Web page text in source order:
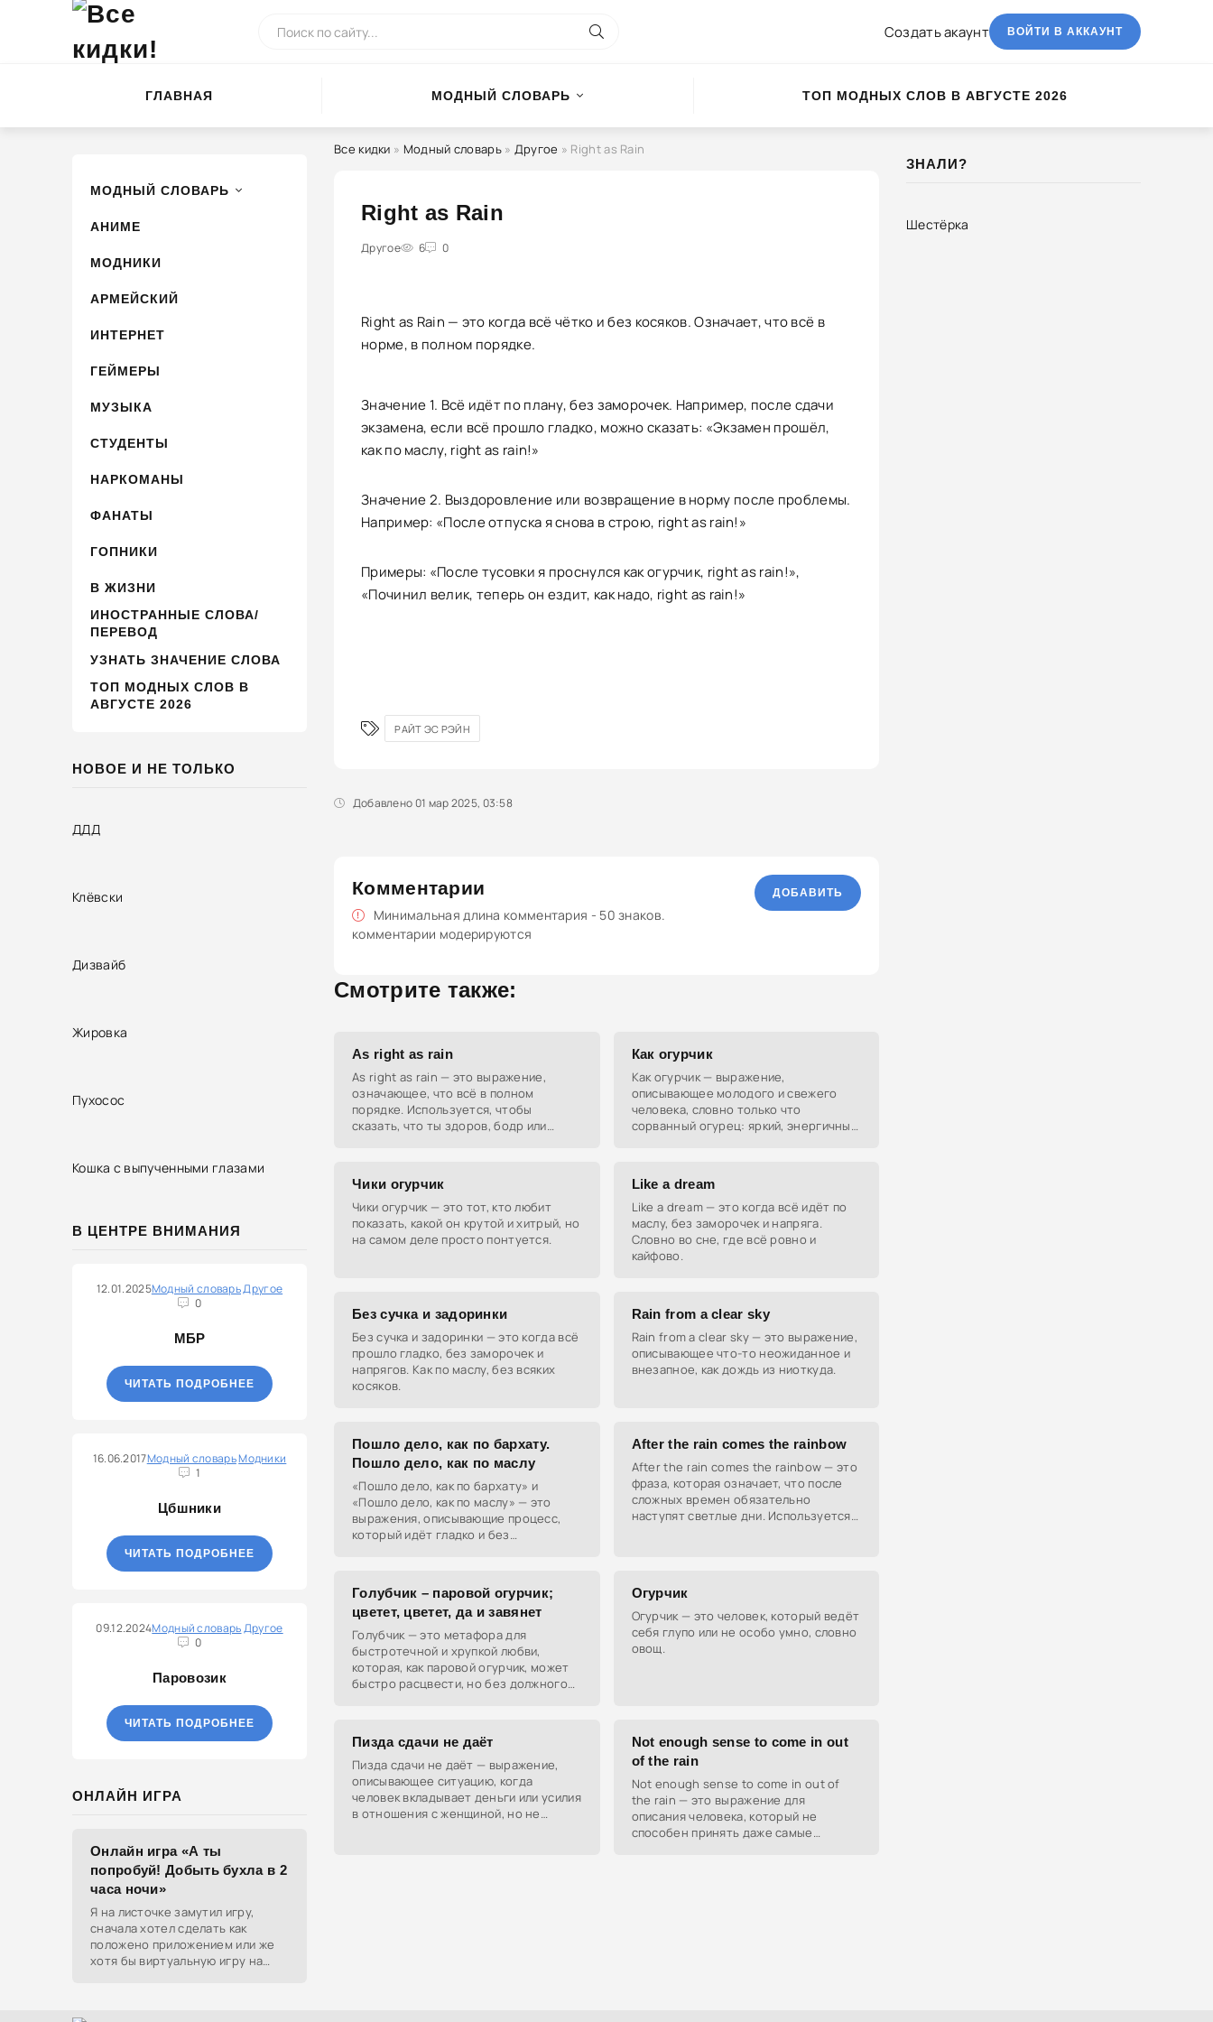
Создать акаунт ВОЙТИ В АККАУНТ
ГЛАВНАЯ МОДНЫЙ СЛОВАРЬ ТОП МОДНЫХ СЛОВ В АВГУСТЕ 2026
МОДНЫЙ СЛОВАРЬ
АНИМЕ
МОДНИКИ
АРМЕЙСКИЙ
ИНТЕРНЕТ
ГЕЙМЕРЫ
МУЗЫКА
СТУДЕНТЫ
НАРКОМАНЫ
ФАНАТЫ
ГОПНИКИ
В ЖИЗНИ
ИНОСТРАННЫЕ СЛОВА/
ПЕРЕВОД
УЗНАТЬ ЗНАЧЕНИЕ СЛОВА
ТОП МОДНЫХ СЛОВ В
АВГУСТЕ 2026
НОВОЕ И НЕ ТОЛЬКО
ДДД
Клёвски
Дизвайб
Жировка
Пухосос
Кошка с выпученными глазами
В ЦЕНТРЕ ВНИМАНИЯ
12.01.2025Модный словарьДругое
0
МБР
ЧИТАТЬ ПОДРОБНЕЕ
16.06.2017Модный словарьМодники
1
Цбшники
ЧИТАТЬ ПОДРОБНЕЕ
09.12.2024Модный словарьДругое
0
Паровозик
ЧИТАТЬ ПОДРОБНЕЕ
ОНЛАЙН ИГРА
Онлайн игра «А ты
попробуй! Добыть бухла в 2
часа ночи»
Я на листочке замутил игру,
сначала хотел сделать как
положено приложением или же
хотя бы виртуальную игру на
Все кидки » Модный словарь» Другое » Right as Rain
Right as Rain
Другое 6 0
1 2 3 4 5
Right as Rain — это когда всё чётко и без косяков. Означает, что всё в
норме, в полном порядке.
Значение 1. Всё идёт по плану, без заморочек. Например, после сдачи
экзамена, если всё прошло гладко, можно сказать: «Экзамен прошёл,
как по маслу, right as rain!»
Значение 2. Выздоровление или возвращение в норму после проблемы.
Например: «После отпуска я снова в строю, right as rain!»
Примеры: «После тусовки я проснулся как огурчик, right as rain!»,
«Починил велик, теперь он ездит, как надо, right as rain!»
РАЙТ ЭС РЭЙН
Добавлено 01 мар 2025, 03:58
Комментарии
Минимальная длина комментария - 50 знаков.
комментарии модерируются
ДОБАВИТЬ
Смотрите также:
As right as rain
As right as rain — это выражение,
означающее, что всё в полном
порядке. Используется, чтобы
сказать, что ты здоров, бодр или
Как огурчик
Как огурчик — выражение,
описывающее молодого и свежего
человека, словно только что
сорванный огурец: яркий, энергичный
Чики огурчик
Чики огурчик — это тот, кто любит
показать, какой он крутой и хитрый, но
на самом деле просто понтуется.
Like a dream
Like a dream — это когда всё идёт по
маслу, без заморочек и напряга.
Словно во сне, где всё ровно и
кайфово.
Без сучка и задоринки
Без сучка и задоринки — это когда всё
прошло гладко, без заморочек и
напрягов. Как по маслу, без всяких
косяков.
Rain from a clear sky
Rain from a clear sky — это выражение,
описывающее что-то неожиданное и
внезапное, как дождь из ниоткуда.
Пошло дело, как по бархату.
Пошло дело, как по маслу
«Пошло дело, как по бархату» и
«Пошло дело, как по маслу» — это
выражения, описывающие процесс,
который идёт гладко и без
After the rain comes the rainbow
After the rain comes the rainbow — это
фраза, которая означает, что после
сложных времен обязательно
наступят светлые дни. Используется,
Голубчик – паровой огурчик;
цветет, цветет, да и завянет
Голубчик — это метафора для
быстротечной и хрупкой любви,
которая, как паровой огурчик, может
быстро расцвести, но без должного
Огурчик
Огурчик — это человек, который ведёт
себя глупо или не особо умно, словно
овощ.
Пизда сдачи не даёт
Пизда сдачи не даёт — выражение,
описывающее ситуацию, когда
человек вкладывает деньги или усилия
в отношения с женщиной, но не
Not enough sense to come in out
of the rain
Not enough sense to come in out of
the rain — это выражение для
описания человека, который не
способен принять даже самые
ЗНАЛИ?
Шестёрка